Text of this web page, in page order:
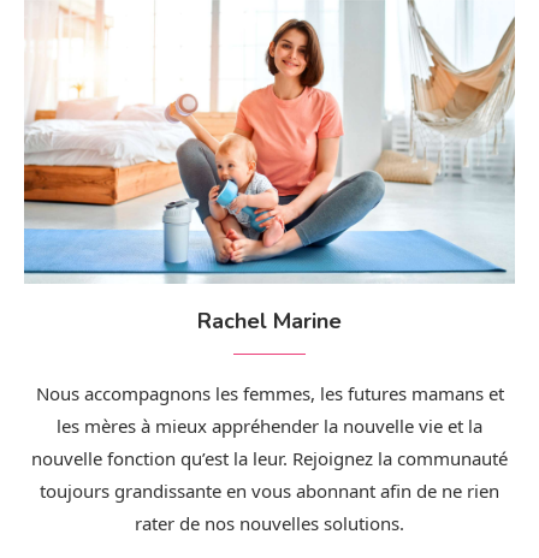
Rachel Marine
Nous accompagnons les femmes, les futures mamans et
les mères à mieux appréhender la nouvelle vie et la
nouvelle fonction qu’est la leur. Rejoignez la communauté
toujours grandissante en vous abonnant afin de ne rien
rater de nos nouvelles solutions.